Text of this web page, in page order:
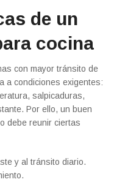
de un
cocina
con mayor tránsito de
a condiciones exigentes:
salpicaduras,
Por ello, un buen
debe reunir ciertas
y al tránsito diario.